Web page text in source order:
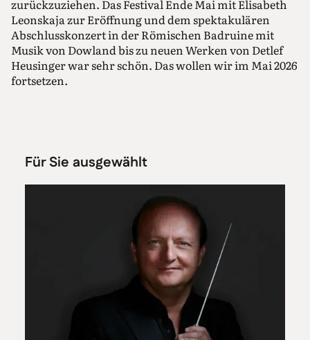
zurückzuziehen. Das Festival Ende Mai mit Elisabeth
Leonskaja zur Eröffnung und dem spektakulären
Abschlusskonzert in der Römischen Badruine mit
Musik von Dowland bis zu neuen Werken von Detlef
Heusinger war sehr schön. Das wollen wir im Mai 2026
fortsetzen.
Für Sie ausgewählt